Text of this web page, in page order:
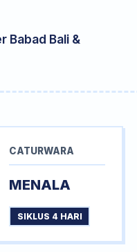
Babad Bali &
CATURWARA
MENALA
SIKLUS 4 HARI